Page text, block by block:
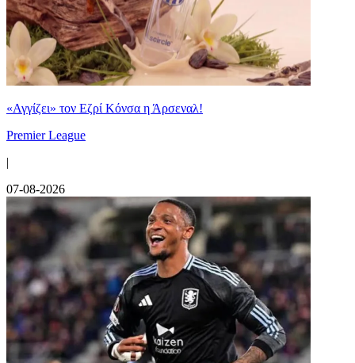
«Αγγίζει» τον Εζρί Κόνσα η Άρσεναλ!
Premier League
|
07-08-2026